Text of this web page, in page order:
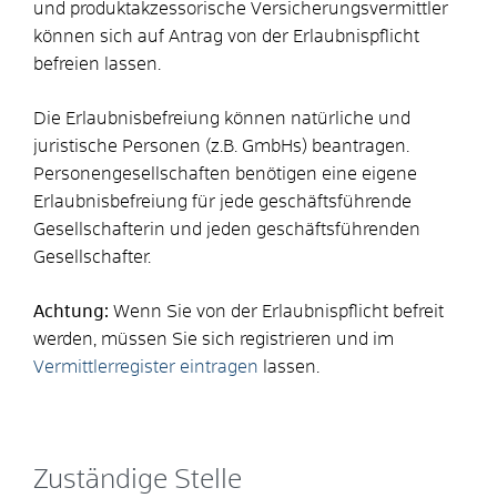
und produktakzessorische Versicherungsvermittler
können sich auf Antrag von der Erlaubnispflicht
befreien lassen.
Die Erlaubnisbefreiung können natürliche und
juristische Personen (z.B. GmbHs) beantragen.
Personengesellschaften benötigen eine eigene
Erlaubnisbefreiung für jede geschäftsführende
Gesellschafterin und jeden geschäftsführenden
Gesellschafter.
Achtung: Wenn Sie von der Erlaubnispflicht befreit
werden, müssen Sie sich registrieren und im
Vermittlerregister eintragen lassen.
Zuständige Stelle